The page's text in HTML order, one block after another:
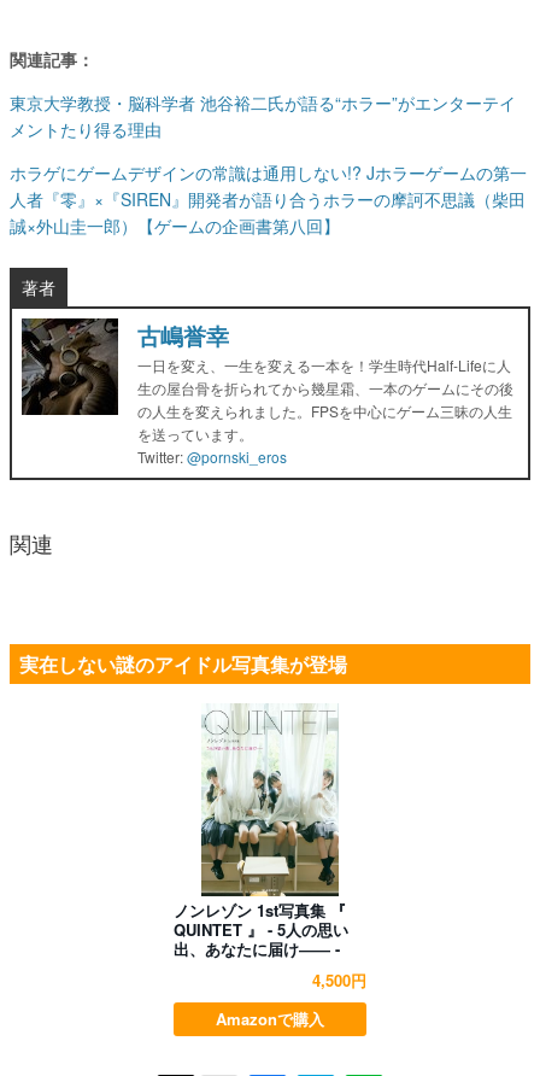
関連記事：
東京大学教授・脳科学者 池谷裕二氏が語る“ホラー”がエンターテイ
メントたり得る理由
ホラゲにゲームデザインの常識は通用しない!? Jホラーゲームの第一
人者『零』×『SIREN』開発者が語り合うホラーの摩訶不思議（柴田
誠×外山圭一郎）【ゲームの企画書第八回】
著者
古嶋誉幸
一日を変え、一生を変える一本を！学生時代Half-Lifeに人
生の屋台骨を折られてから幾星霜、一本のゲームにその後
の人生を変えられました。FPSを中心にゲーム三昧の人生
を送っています。
Twitter:@pornski_eros
関連
実在しない謎のアイドル写真集が登場
ノンレゾン 1st写真集 『
QUINTET 』 - 5人の思い
出、あなたに届け―― -
4,500円
Amazonで購入